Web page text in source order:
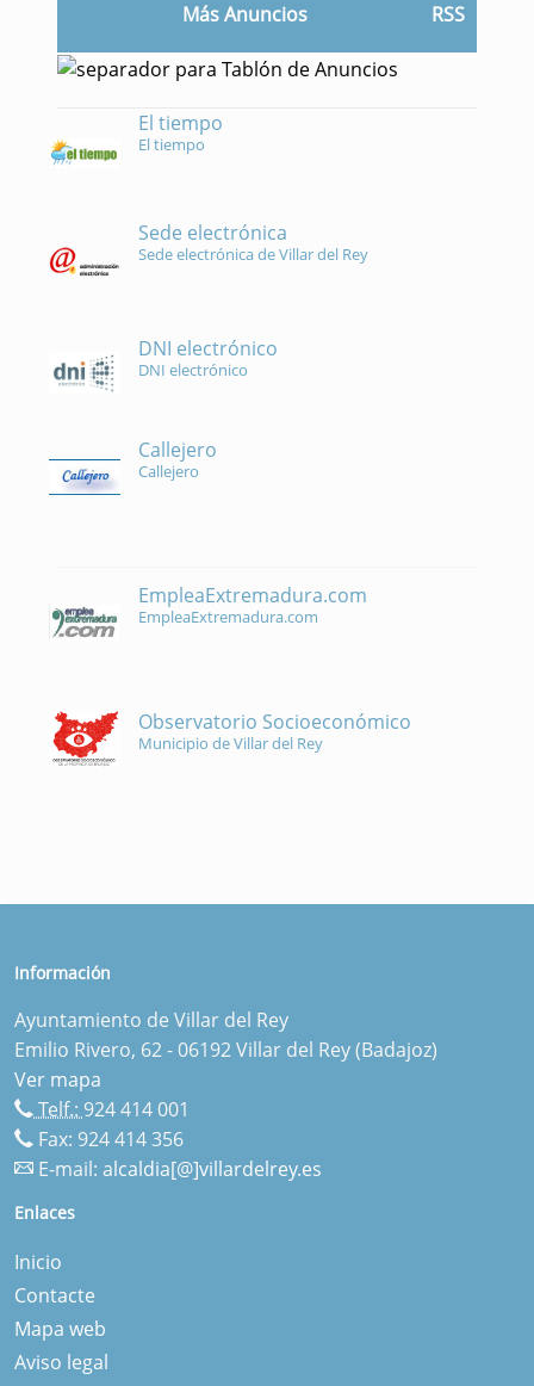
Más Anuncios RSS
El tiempo
El tiempo
Sede electrónica
Sede electrónica de Villar del Rey
DNI electrónico
DNI electrónico
Callejero
Callejero
EmpleaExtremadura.com
EmpleaExtremadura.com
Observatorio Socioeconómico
Municipio de Villar del Rey
Información
Ayuntamiento de Villar del Rey
Emilio Rivero, 62 - 06192 Villar del Rey (Badajoz)
Ver mapa
Telf.: 924 414 001
Fax: 924 414 356
E-mail: alcaldia[@]villardelrey.es
Enlaces
Inicio
Contacte
Mapa web
Aviso legal